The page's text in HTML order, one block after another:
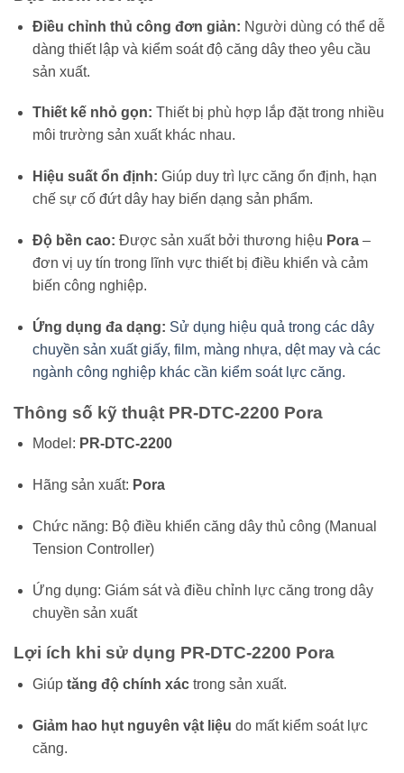
Điều chỉnh thủ công đơn giản: Người dùng có thể dễ
dàng thiết lập và kiểm soát độ căng dây theo yêu cầu
sản xuất.
Thiết kế nhỏ gọn: Thiết bị phù hợp lắp đặt trong nhiều
môi trường sản xuất khác nhau.
Hiệu suất ổn định: Giúp duy trì lực căng ổn định, hạn
chế sự cố đứt dây hay biến dạng sản phẩm.
Độ bền cao: Được sản xuất bởi thương hiệu Pora–
đơn vị uy tín trong lĩnh vực thiết bị điều khiển và cảm
biến công nghiệp.
Ứng dụng đa dạng: Sử dụng hiệu quả trong các dây
chuyền sản xuất giấy, film, màng nhựa, dệt may và các
ngành công nghiệp khác cần kiểm soát lực căng.
Thông số kỹ thuật PR-DTC-2200 Pora
Model: PR-DTC-2200
Hãng sản xuất: Pora
Chức năng: Bộ điều khiển căng dây thủ công (Manual
Tension Controller)
Ứng dụng: Giám sát và điều chỉnh lực căng trong dây
chuyền sản xuất
Lợi ích khi sử dụng PR-DTC-2200 Pora
Giúp tăng độ chính xáctrong sản xuất.
Giảm hao hụt nguyên vật liệu do mất kiểm soát lực
căng.